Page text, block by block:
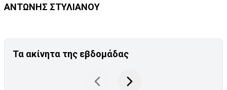
ΑΝΤΩΝΗΣ ΣΤΥΛΙΑΝΟΥ
Τα ακίνητα της εβδομάδας